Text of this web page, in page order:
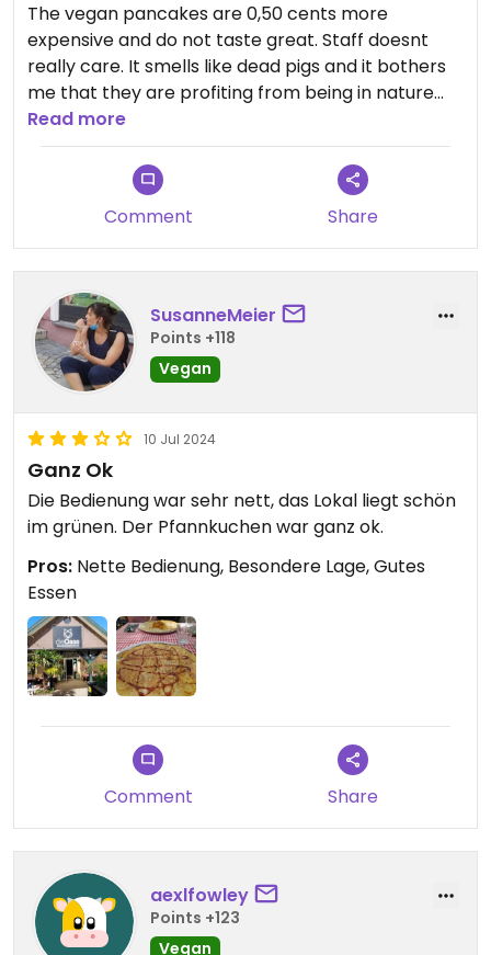
The vegan pancakes are 0,50 cents more
expensive and do not taste great. Staff doesnt
really care. It smells like dead pigs and it bothers
me that they are profiting from being in nature
whilst being so vegan unfriendly.
Updated from previous review on 2026-02-15
Read more
Comment Share
SusanneMeier
Points +118
Vegan
10 Jul 2024
Ganz Ok
Die Bedienung war sehr nett, das Lokal liegt schön
im grünen. Der Pfannkuchen war ganz ok.
Pros: Nette Bedienung, Besondere Lage, Gutes
Essen
Comment Share
aexlfowley
Points +123
Vegan